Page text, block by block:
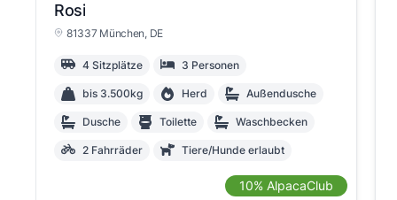
Rosi
81337 München, DE
4 Sitzplätze 3 Personen
bis 3.500kg Herd Außendusche
Dusche Toilette Waschbecken
2 Fahrräder Tiere/Hunde erlaubt
10% AlpacaClub